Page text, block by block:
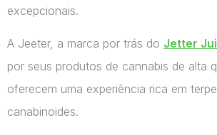
excepcionais.
A Jeeter, a marca por trás do Jetter
por seus produtos de cannabis de alta
oferecem uma experiência rica em
canabinoides.